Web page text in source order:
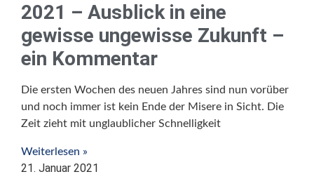
2021 – Ausblick in eine
gewisse ungewisse Zukunft –
ein Kommentar
Die ersten Wochen des neuen Jahres sind nun vorüber
und noch immer ist kein Ende der Misere in Sicht. Die
Zeit zieht mit unglaublicher Schnelligkeit
Weiterlesen »
21. Januar 2021